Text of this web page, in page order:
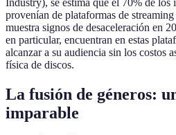
provenían de plataformas de
muestra signos de desaceleración en
en particular, encuentran en estas
alcanzar a su audiencia sin los costos
física de discos.
La fusión de géneros:
imparable